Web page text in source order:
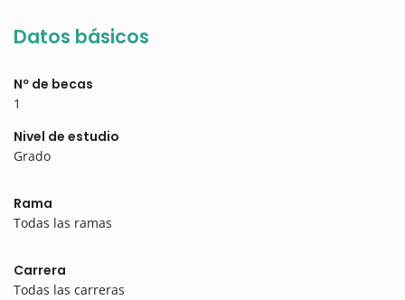
Datos básicos
Nº de becas
1
Nivel de estudio
Grado
Rama
Todas las ramas
Carrera
Todas las carreras